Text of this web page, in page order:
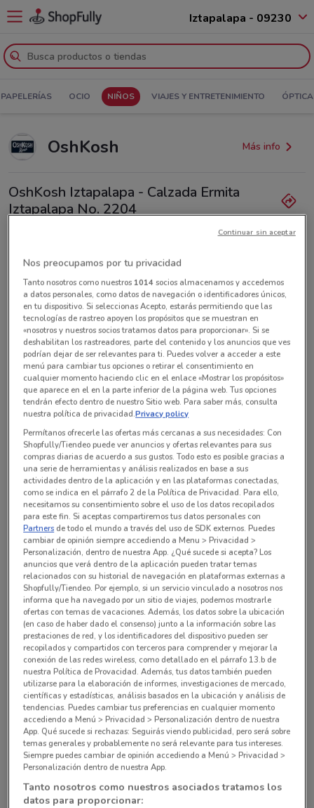
Iztapalapa - 09230
OCIO NIÑOS VIAJES Y ENTRETENIMIENTO
OshKosh Más info
OshKosh Iztapalapa - Calzada Ermita
Iztapalapa No. 2204
Outlet Ermita
Todas las ofertas de esta tienda
En este momento no hay ofertas vigentes
Sucursales OshKosh alrededor
Canal de Tezontle No, 1512 Iztapalapa
9.8 km
Av. Canal de Miramontes 3162 Tlalpan (cdmx)
10.4 km
Av. Prol. Bosques de la Reforma 1813 Cuajimalpa
De Morelos
10.5 km
Nos preocupamos por tu privacidad
Tanto nosotros como nuestros 1014socios almacenamos y accedemos
a datos personales, como datos de navegación o identificadores únicos,
en tu dispositivo. Si seleccionas Acepto, estarás permitiendo que las
tecnologías de rastreo apoyen los propósitos que se muestran en
«nosotros y nuestros socios tratamos datos para proporcionar». Si se
deshabilitan los rastreadores, parte del contenido y los anuncios que ves
podrían dejar de ser relevantes para ti. Puedes volver a acceder a este
menú para cambiar tus opciones o retirar el consentimiento en
cualquier momento haciendo clic en el enlace «Mostrar los propósitos»
que aparece en el en la parte inferior de la página web. Tus opciones
tendrán efecto dentro de nuestro Sitio web. Para saber más, consulta
nuestra política de privacidad.Privacy policy
Permítanos ofrecerle las ofertas más cercanas a sus necesidades: Con
Shopfully/Tiendeo puede ver anuncios y ofertas relevantes para sus
compras diarias de acuerdo a sus gustos. Todo esto es posible gracias a
una serie de herramientas y análisis realizados en base a sus
actividades dentro de la aplicación y en las plataformas conectadas,
como se indica en el párrafo 2 de la Política de Privacidad. Para ello,
necesitamos su consentimiento sobre el uso de los datos recopilados
para este fin. Si aceptas compartiremos tus datos personales con
Partners de todo el mundo a través del uso de SDK externos. Puedes
cambiar de opinión siempre accediendo a Menu > Privacidad >
Personalización, dentro de nuestra App. ¿Qué sucede si acepta? Los
anuncios que verá dentro de la aplicación pueden tratar temas
relacionados con su historial de navegación en plataformas externas a
Shopfully/Tiendeo. Por ejemplo, si un servicio vinculado a nosotros nos
informa que ha navegado por un sitio de viajes, podemos mostrarle
ofertas con temas de vacaciones. Además, los datos sobre la ubicación
(en caso de haber dado el consenso) junto a la información sobre las
prestaciones de red, y los identificadores del dispositivo pueden ser
recopilados y compartidos con terceros para comprender y mejorar la
conexión de las redes wireless, como detallado en el párrafo 13.b de
nuestra Política de Provacidad. Además, tus datos también pueden
utilizarse para la elaboración de informes, investigaciones de mercado,
científicas y estadísticas, análisis basados en la ubicación y análisis de
tendencias. Puedes cambiar tus preferencias en cualquier momento
accediendo a Menú > Privacidad > Personalización dentro de nuestra
App. Qué sucede si rechazas: Seguirás viendo publicidad, pero será sobre
temas generales y probablemente no será relevante para tus intereses.
Siempre puedes cambiar de opinión accediendo a Menú > Privacidad >
Personalización dentro de nuestra App.
Tanto nosotros como nuestros asociados tratamos los
datos para proporcionar:
Continuar sin aceptar